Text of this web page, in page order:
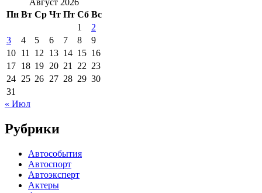
Пн Вт Ср Чт Пт Сб Вс
1
2
3
4 5 6 7 8
9
10 11 12 13 14 15 16
17 18 19 20 21 22 23
24 25 26 27 28 29 30
31
« Июл
Рубрики
Автособытия
Автоспорт
Автоэксперт
Актеры